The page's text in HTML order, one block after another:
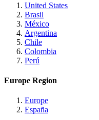
United States
Brasil
México
Argentina
Chile
Colombia
Perú
Europe Region
Europe
España